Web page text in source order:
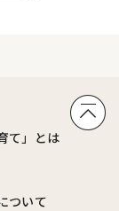
て」とは
ついて